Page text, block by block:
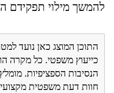
להמשך מילוי תפקידם
התוכן המוצג כאן נועד
כייעוץ משפטי. כל מקרה
הנסיבות הספציפיות.
חוות דעת משפטית